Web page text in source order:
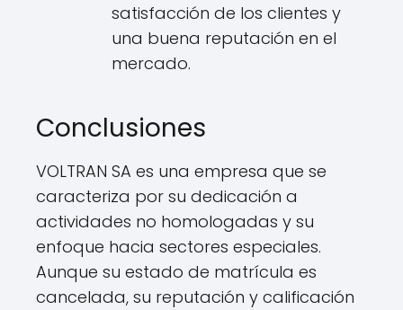
satisfacción de los clientes y
una buena reputación en el
mercado.
Conclusiones
VOLTRAN SA es una empresa que se
caracteriza por su dedicación a
actividades no homologadas y su
enfoque hacia sectores especiales.
Aunque su estado de matrícula es
cancelada, su reputación y calificación